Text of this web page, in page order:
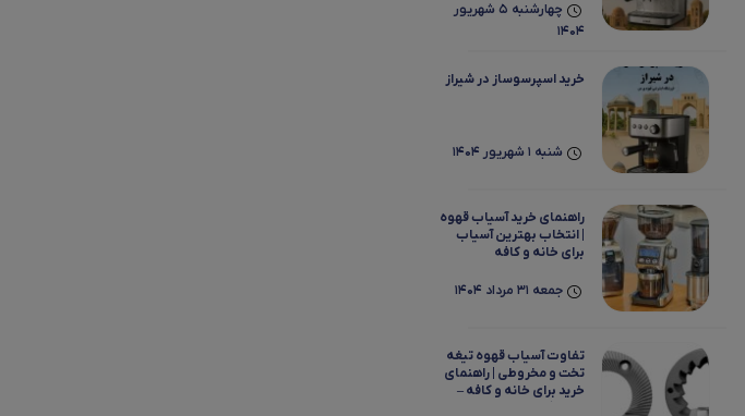
چهارشنبه 5 شهریور
1404
خرید اسپرسوساز در شیراز
شنبه 1 شهریور 1404
راهنمای خرید آسیاب قهوه
| انتخاب بهترین آسیاب
برای خانه و کافه
جمعه 31 مرداد 1404
تفاوت آسیاب قهوه تیغه
تخت و مخروطی | راهنمای
خرید برای خانه و کافه –